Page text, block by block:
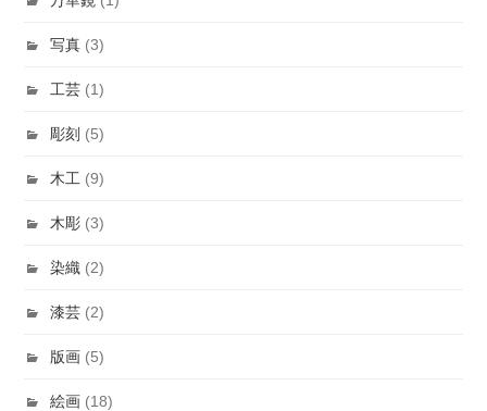
写真 (3)
工芸 (1)
彫刻 (5)
木工 (9)
木彫 (3)
染織 (2)
漆芸 (2)
版画 (5)
絵画 (18)